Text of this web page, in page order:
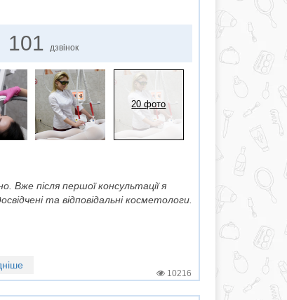
101 дзвінок
20 фото
Вже після першої консультації я
та відповідальні косметологи.
10216